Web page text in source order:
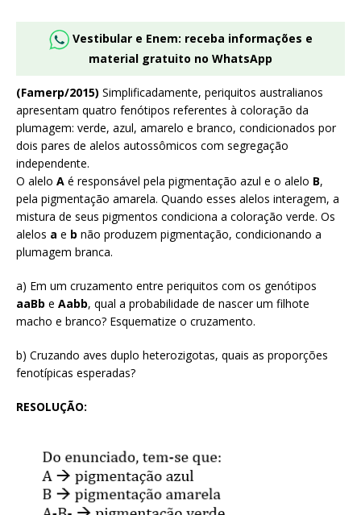
Vestibular e Enem: receba informações e
material gratuito no WhatsApp
(Famerp/2015) Simplificadamente, periquitos australianos
apresentam quatro fenótipos referentes à coloração da
plumagem: verde, azul, amarelo e branco, condicionados por
dois pares de alelos autossômicos com segregação
independente.
O alelo A é responsável pela pigmentação azul e o alelo B,
pela pigmentação amarela. Quando esses alelos interagem, a
mistura de seus pigmentos condiciona a coloração verde. Os
alelos a e b não produzem pigmentação, condicionando a
plumagem branca.
a) Em um cruzamento entre periquitos com os genótipos
aaBb e Aabb, qual a probabilidade de nascer um filhote
macho e branco? Esquematize o cruzamento.
b) Cruzando aves duplo heterozigotas, quais as proporções
fenotípicas esperadas?
RESOLUÇÃO: